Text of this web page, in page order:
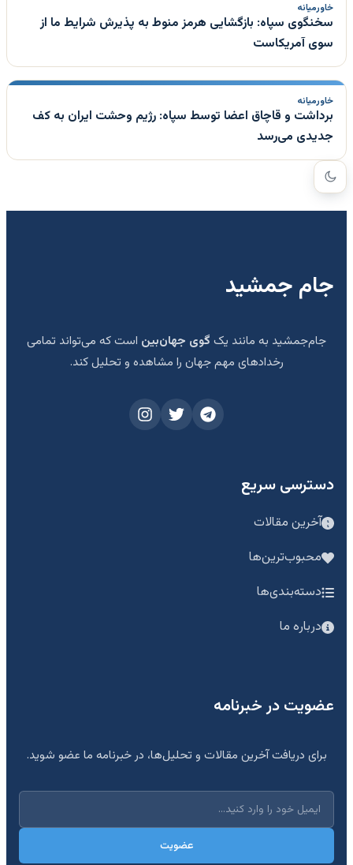
خاورمیانه
سخنگوی سپاه: بازگشایی هرمز منوط به پذیرش شرایط ما از
سوی آمریکاست
خاورمیانه
برداشت و قاچاق اعضا توسط سپاه: رژیم وحشت ایران به کف
جدیدی می‌رسد
جام جمشید
جام‌جمشید به مانند یک گوی جهان‌بین است که می‌تواند تمامی
رخدادهای مهم جهان را مشاهده و تحلیل کند.
دسترسی سریع
آخرین مقالات
محبوب‌ترین‌ها
دسته‌بندی‌ها
درباره ما
عضویت در خبرنامه
برای دریافت آخرین مقالات و تحلیل‌ها، در خبرنامه ما عضو شوید.
عضویت